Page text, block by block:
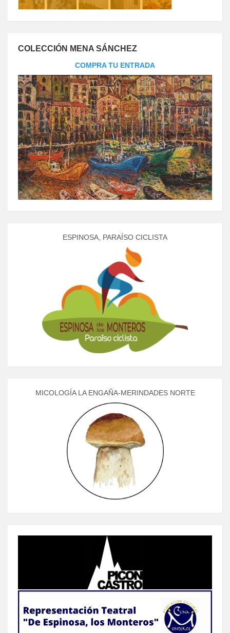
COLECCIÓN MENA SÁNCHEZ
COMPRA TU ENTRADA
ESPINOSA, PARAÍSO CICLISTA
MICOLOGÍA LA ENGAÑA-MERINDADES NORTE